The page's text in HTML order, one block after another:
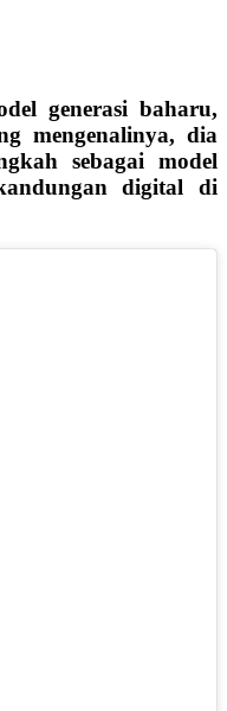
generasi baharu,
mengenalinya, dia
sebagai model
digital di